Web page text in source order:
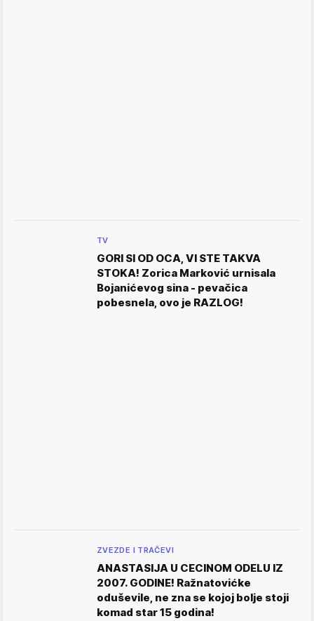
TV
GORI SI OD OCA, VI STE TAKVA
STOKA! Zorica Marković urnisala
Bojanićevog sina - pevačica
pobesnela, ovo je RAZLOG!
ZVEZDE I TRAČEVI
ANASTASIJA U CECINOM ODELU IZ
2007. GODINE! Ražnatovićke
oduševile, ne zna se kojoj bolje stoji
komad star 15 godina!